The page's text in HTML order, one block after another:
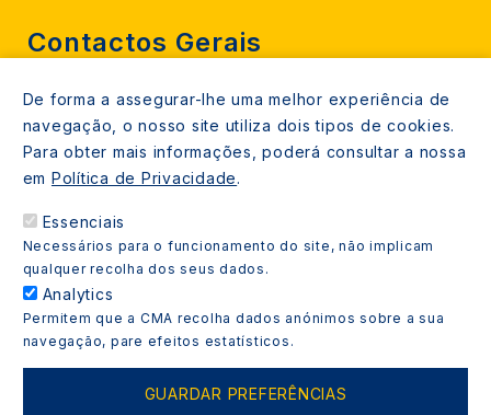
Contactos Gerais
212 724 000
800206770 (gratuito rede fixa)
Contacte-nos
Espaços de atendimento
Livro Amarelo
Copyright © 2021 Almada Informa. Todos os direitos
De forma a assegurar-lhe uma melhor experiência de
navegação, o nosso site utiliza dois tipos de cookies.
Para obter mais informações, poderá consultar a nossa
em Política de Privacidade.
Essenciais
Necessários para o funcionamento do site, não implicam
qualquer recolha dos seus dados.
Analytics
Permitem que a CMA recolha dados anónimos sobre a sua
navegação, pare efeitos estatísticos.
GUARDAR PREFERÊNCIAS